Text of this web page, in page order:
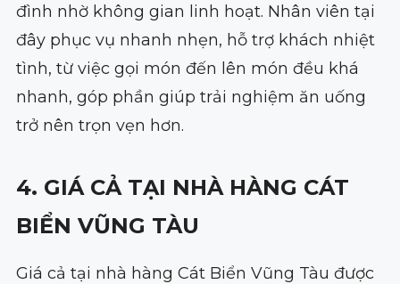
đình nhờ không gian linh hoạt. Nhân viên tại
đây phục vụ nhanh nhẹn, hỗ trợ khách nhiệt
tình, từ việc gọi món đến lên món đều khá
nhanh, góp phần giúp trải nghiệm ăn uống
trở nên trọn vẹn hơn.
4. GIÁ CẢ TẠI NHÀ HÀNG CÁT
BIỂN VŨNG TÀU
Giá cả tại nhà hàng Cát Biển Vũng Tàu được